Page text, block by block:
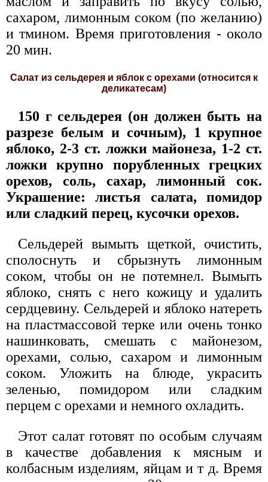
сахаром, лимонным соком (по желанию)
и тмином. Время приготовления - около
20 мин.
Салат из сельдерея и яблок с орехами (относится к
деликатесам)
150 г сельдерея (он должен быть на
разрезе белым и сочным), 1 крупное
яблоко, 2-3 ст. ложки майонеза, 1-2 ст.
ложки крупно порубленных грецких
орехов, соль, сахар, лимонный сок.
Украшение: листья салата, помидор
или сладкий перец, кусочки орехов.
Сельдерей вымыть щеткой, очистить,
сполоснуть и сбрызнуть лимонным
соком, чтобы он не потемнел. Вымыть
яблоко, снять с него кожицу и удалить
сердцевину. Сельдерей и яблоко натереть
на пластмассовой терке или очень тонко
нашинковать, смешать с майонезом,
орехами, солью, сахаром и лимонным
соком. Уложить на блюде, украсить
зеленью, помидором или сладким
перцем с орехами и немного охладить.
Этот салат готовят по особым случаям
в качестве добавления к мясным и
колбасным изделиям, яйцам и т д. Время